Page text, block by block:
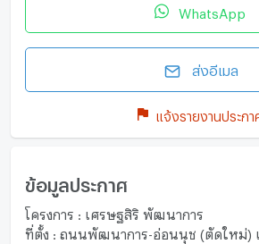
WhatsApp
ส่งอีเมล
แจ้งรายงานประกา
ข้อมูลประกาศ
โครงการ : เศรษฐสิริ พัฒนาการ
ที่ตั้ง : ถนนพัฒนาการ-อ่อนนุช (ตัดใหม่) แ